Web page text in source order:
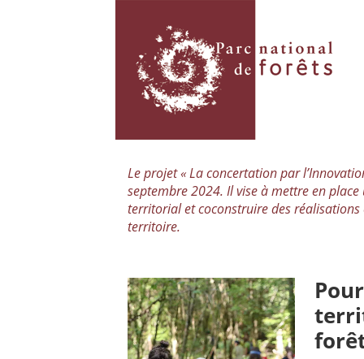
Le projet « La concertation par
septembre 2024. Il vise à mettre en
territorial et coconstruire des réalisations
territoire.